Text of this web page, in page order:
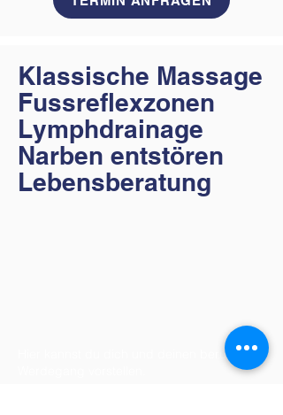
Klassische Massage
Fussreflexzonen
Lymphdrainage
Narben entstören
Lebensberatung
Hier kannst du dich und deinen beruflichen